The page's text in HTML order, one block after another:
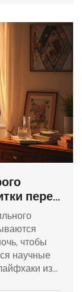
перед
чтобы
научные
из